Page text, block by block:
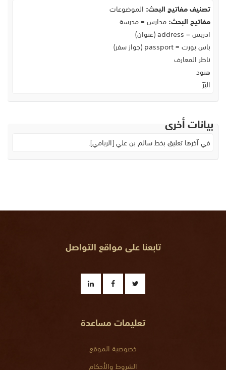
تصنيف مفاتيح البحث: الموضوعات
مفاتيح البحث:مدارس = مدرسة
ادريس = address (عنوان)
باس بورت = passport (جواز سفر)
ناظر المعارف
هنود
البَرّ
بيانات أخرى
في آخرها تعليق بخط سالم بن علي [الريامي].
تابعنا على مواقع التواصل
تعليمات مساعدة
خصوصية الموقع
الشروط والأحكام